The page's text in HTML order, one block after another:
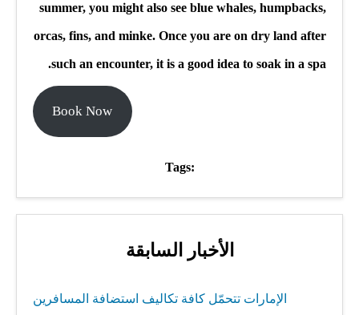
summer, you might also see blue whales, humpbacks,
orcas, fins, and minke. Once you are on dry land after
such an encounter, it is a good idea to soak in a spa.
Book Now
Tags:
الأخبار السابقة
الإمارات تتحمّل كافة تكاليف استضافة المسافرين